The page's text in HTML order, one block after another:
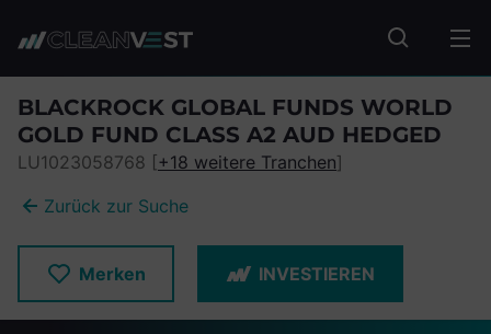
Fonds
BLACKROCK GLOBAL FUNDS WORLD
GOLD FUND CLASS A2 AUD HEDGED
LU1023058768 [+18 weitere Tranchen]
Zurück zur Suche
Merken INVESTIEREN